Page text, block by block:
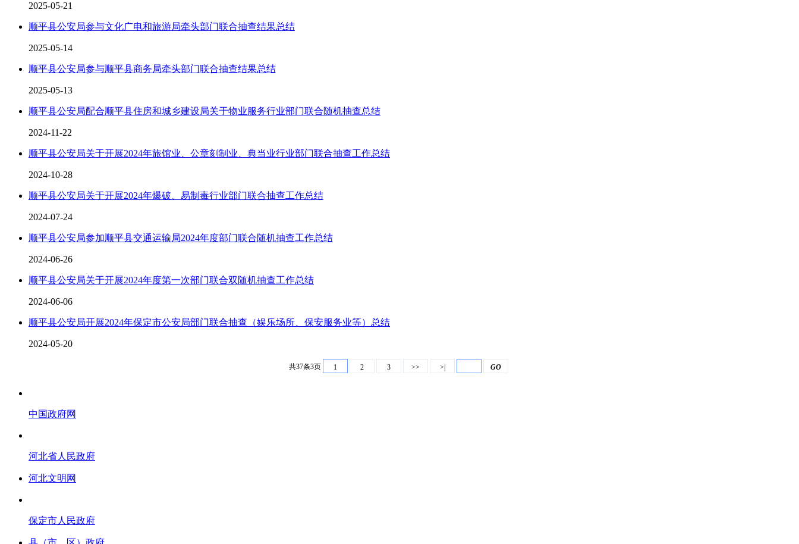
2025-05-21
顺平县公安局参与文化广电和旅游局牵头部门联合抽查结果总结
2025-05-14
顺平县公安局参与顺平县商务局牵头部门联合抽查结果总结
2025-05-13
顺平县公安局配合顺平县住房和城乡建设局关于物业服务行业部门联合随机抽查总结
2024-11-22
顺平县公安局关于开展2024年旅馆业、公章刻制业、典当业行业部门联合抽查工作总结
2024-10-28
顺平县公安局关于开展2024年爆破、易制毒行业部门联合抽查工作总结
2024-07-24
顺平县公安局参加顺平县交通运输局2024年度部门联合随机抽查工作总结
2024-06-26
顺平县公安局关于开展2024年度第一次部门联合双随机抽查工作总结
2024-06-06
顺平县公安局开展2024年保定市公安局部门联合抽查（娱乐场所、保安服务业等）总结
2024-05-20
共37条3页 1 2 3 >> >| GO
中国政府网
河北省人民政府
河北文明网
保定市人民政府